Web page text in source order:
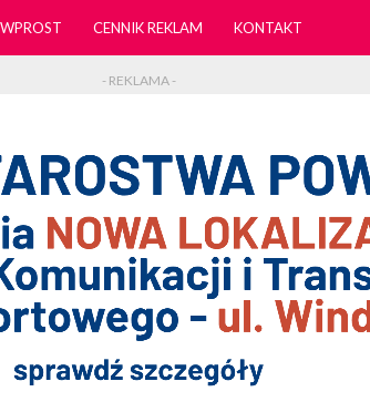
CENNIK REKLAM KONTAKT
- REKLAMA -